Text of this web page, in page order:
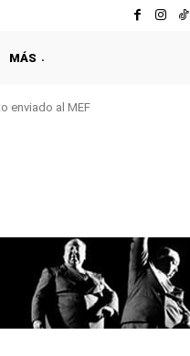
MÁS
enviado al MEF